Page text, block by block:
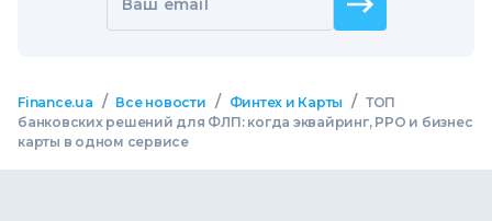
Ваш email
Finance.ua / Все новости / Финтех и Карты / ТОП
банковских решений для ФЛП: когда эквайринг, РРО и бизнес
карты в одном сервисе